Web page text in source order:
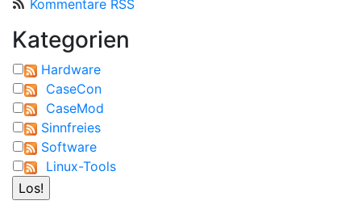
Kommentare RSS
Kategorien
Hardware
CaseCon
CaseMod
Sinnfreies
Software
Linux-Tools